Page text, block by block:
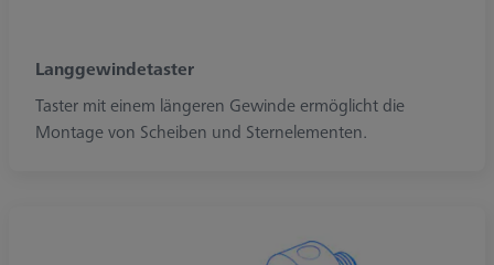
Langgewindetaster
Taster mit einem längeren Gewinde ermöglicht die
Montage von Scheiben und Sternelementen.